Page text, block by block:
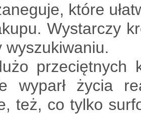
które
Wystarczy
wyszukiwaniu.
przeciętnych
wyparł życia
też, co tylko